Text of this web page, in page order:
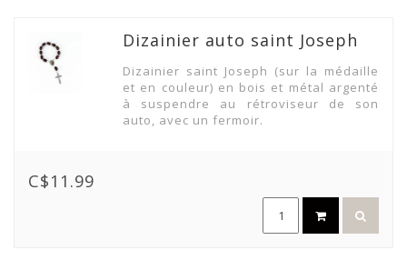
Dizainier auto saint Joseph
Dizainier saint Joseph (sur la médaille
et en couleur) en bois et métal argenté
à suspendre au rétroviseur de son
auto, avec un fermoir.
C$11.99